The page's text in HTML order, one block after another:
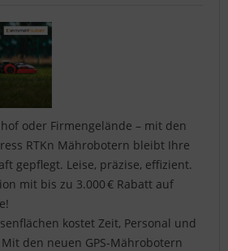
oder Firmengelände – mit den
RTKn Mährobotern bleibt Ihre
gepflegt. Leise, präzise, effizient.
mit bis zu 3.000 € Rabatt auf
kostet Zeit, Personal und
den neuen GPS-Mährobotern